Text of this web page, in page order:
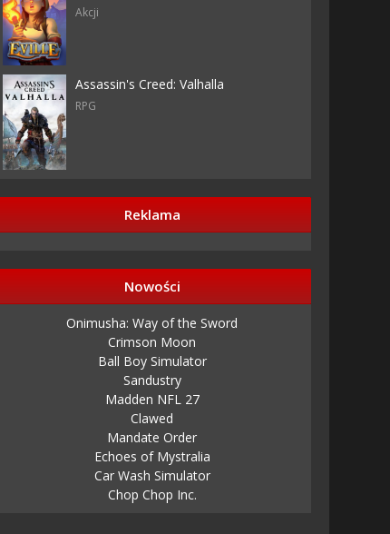
Akcji
Assassin's Creed: Valhalla
RPG
Reklama
Nowości
Onimusha: Way of the Sword
Crimson Moon
Ball Boy Simulator
Sandustry
Madden NFL 27
Clawed
Mandate Order
Echoes of Mystralia
Car Wash Simulator
Chop Chop Inc.